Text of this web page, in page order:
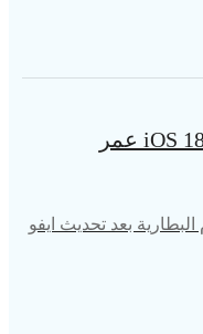
8 نصائح مفيدة لتحسين iOS 18/17/16 عمر
بعد تحديث ايفو